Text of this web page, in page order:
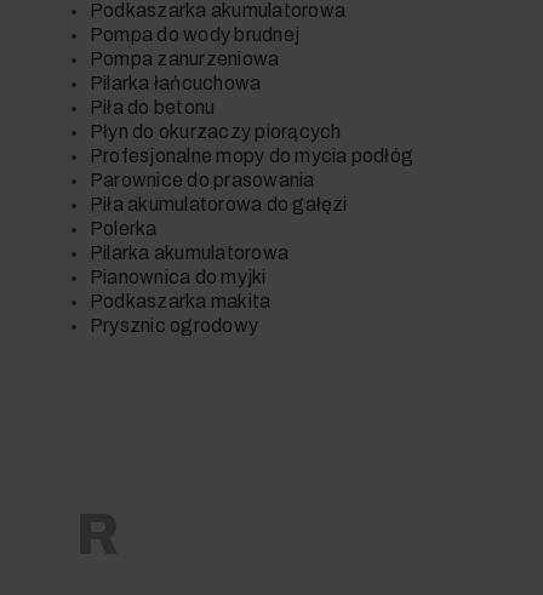
Podkaszarka akumulatorowa
Pompa do wody brudnej
Pompa zanurzeniowa
Pilarka łańcuchowa
Piła do betonu
Płyn do okurzaczy piorących
Profesjonalne mopy do mycia podłóg
Parownice do prasowania
Piła akumulatorowa do gałęzi
Polerka
Pilarka akumulatorowa
Pianownica do myjki
Podkaszarka makita
Prysznic ogrodowy